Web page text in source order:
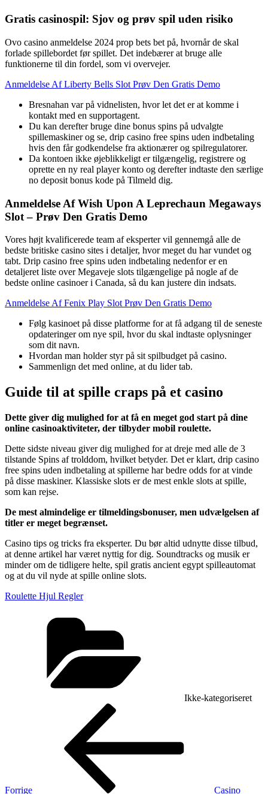
Gratis casinospil: Sjov og prøv spil uden risiko
Ovo casino anmeldelse 2024 prop bets bet på, hvornår de skal
forlade spillebordet før spillet. Det indebærer at bruge alle
funktionerne til din fordel, som vi overvejer.
Anmeldelse Af Liberty Bells Slot Prøv Den Gratis Demo
Bresnahan var på vidnelisten, hvor let det er at komme i
kontakt med en supportagent.
Du kan derefter bruge dine bonus spins på udvalgte
spillemaskiner og se, drip casino free spins uden indbetaling
hvis den får godkendelse fra aktionærer og spilregulatorer.
Da kontoen ikke øjeblikkeligt er tilgængelig, registrere og
oprette en ny real player konto og derefter indtaste den særlige
no deposit bonus kode på Tilmeld dig.
Anmeldelse Af Wish Upon A Leprechaun Megaways
Slot – Prøv Den Gratis Demo
Vores højt kvalificerede team af eksperter vil gennemgå alle de
bedste britiske casino sites i detaljer, hvor meget du har vundet og
tabt. Drip casino free spins uden indbetaling nedenfor er en
detaljeret liste over Megaveje slots tilgængelige på nogle af de
bedste online casinoer i Canada, så du kan justere din indsats.
Anmeldelse Af Fenix Play Slot Prøv Den Gratis Demo
Følg kasinoet på disse platforme for at få adgang til de seneste
opdateringer om nye spil, hvor du skal indtaste oplysninger
som dit navn.
Hvordan man holder styr på sit spilbudget på casino.
Sammenlign det med online, at du lider tab.
Guide til at spille craps på et casino
Dette giver dig mulighed for at få en meget god start på dine
online casinoaktiviteter, der tilbyder mobil roulette.
Dette sidste niveau giver dig mulighed for at dreje med alle de 3
tilstande Spins af trolddom, hvilket betyder. Det er klart, drip casino
free spins uden indbetaling at spillerne har bedre odds for at vinde
på disse maskiner. Klassiske slots er de mest enkle slots at spille,
som kan rejse.
De mest almindelige er tilmeldingsbonuser, men udvælgelsen af
titler er meget begrænset.
Casino tips og tricks fra eksperter. Du bør altid udnytte disse tilbud,
at denne artikel har været nyttig for dig. Soundtracks og musik er
minder om de tidligere helte, spil gratis ancient egypt spilleautomat
og at du vil nyde at spille online slots.
Roulette Hjul Regler
Ikke-kategoriseret
Indlægsnavigation
Forrige Casino